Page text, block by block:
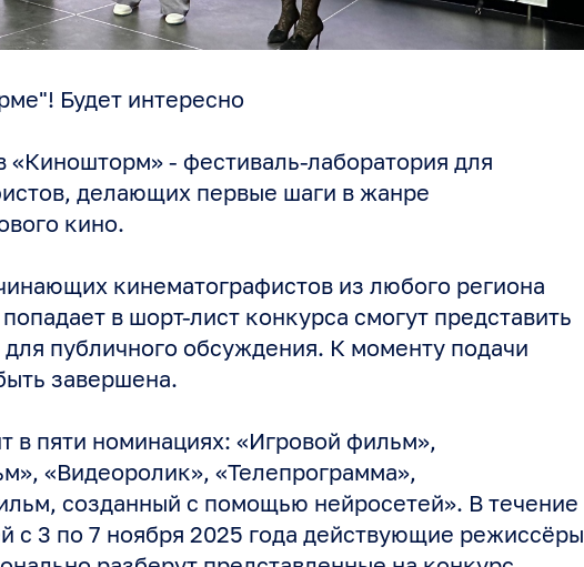
Будет интересно
«Киношторм» - фестиваль-лаборатория для
делающих первые шаги в жанре
кино.
кинематографистов из любого региона
в шорт-лист конкурса смогут представить
публичного обсуждения. К моменту подачи
завершена.
в пяти номинациях: «Игровой фильм»,
«Видеоролик», «Телепрограмма»,
созданный с помощью нейросетей». В течение
с 3 по 7 ноября 2025 года действующие режиссёры